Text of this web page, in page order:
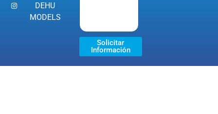
DEHU
MODELS
Solicitar
Información